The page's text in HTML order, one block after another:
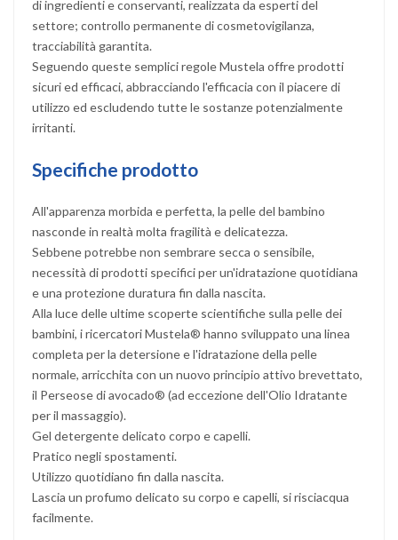
di ingredienti e conservanti, realizzata da esperti del
settore; controllo permanente di cosmetovigilanza,
tracciabilità garantita.
Seguendo queste semplici regole Mustela offre prodotti
sicuri ed efficaci, abbracciando l'efficacia con il piacere di
utilizzo ed escludendo tutte le sostanze potenzialmente
irritanti.
Specifiche prodotto
All'apparenza morbida e perfetta, la pelle del bambino
nasconde in realtà molta fragilità e delicatezza.
Sebbene potrebbe non sembrare secca o sensibile,
necessità di prodotti specifici per un'idratazione quotidiana
e una protezione duratura fin dalla nascita.
Alla luce delle ultime scoperte scientifiche sulla pelle dei
bambini, i ricercatori Mustela® hanno sviluppato una linea
completa per la detersione e l'idratazione della pelle
normale, arricchita con un nuovo principio attivo brevettato,
il Perseose di avocado® (ad eccezione dell'Olio Idratante
per il massaggio).
Gel detergente delicato corpo e capelli.
Pratico negli spostamenti.
Utilizzo quotidiano fin dalla nascita.
Lascia un profumo delicato su corpo e capelli, si risciacqua
facilmente.